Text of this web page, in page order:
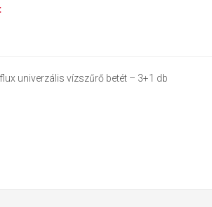
flux univerzális vízszűrő betét – 3+1 db